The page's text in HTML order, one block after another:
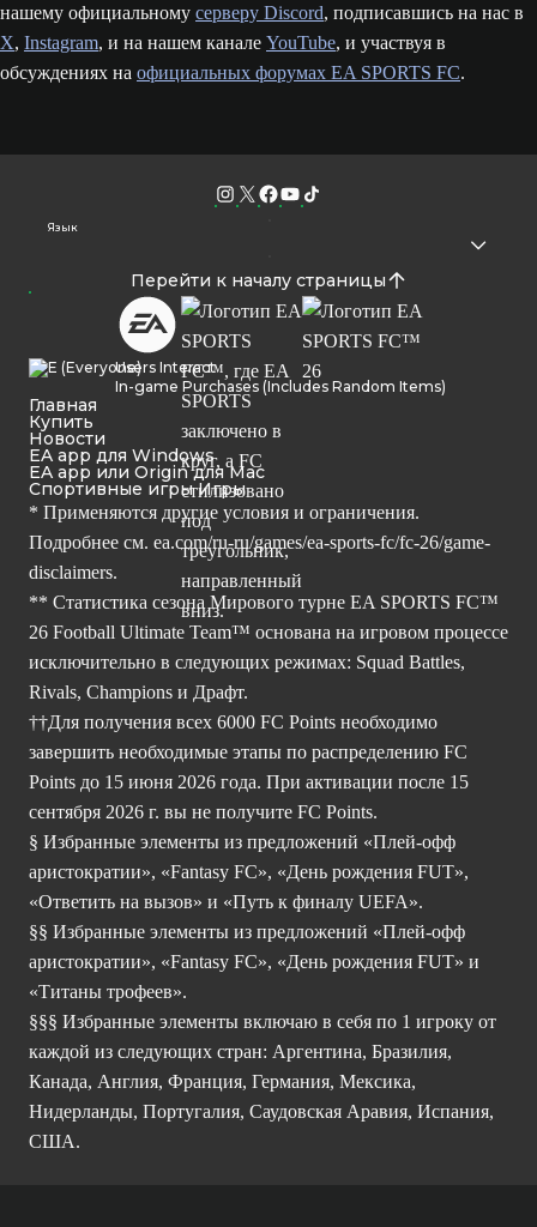
нашему официальному серверу Discord, подписавшись на нас в
X, Instagram, и на нашем канале YouTube, и участвуя в
обсуждениях на официальных форумах EA SPORTS FC.
Язык
Перейти к началу страницы
Users Interact
In-game Purchases (Includes Random Items)
Главная
Купить
Новости
EA app для Windows
EA app или Origin для Mac
Спортивные игры Игры
* Применяются другие условия и ограничения.
Подробнее см. ea.com/ru-ru/games/ea-sports-fc/fc-26/game-
disclaimers.
** Статистика сезона Мирового турне EA SPORTS FC™
26 Football Ultimate Team™ основана на игровом процессе
исключительно в следующих режимах: Squad Battles,
Rivals, Champions и Драфт.
††Для получения всех 6000 FC Points необходимо
завершить необходимые этапы по распределению FC
Points до 15 июня 2026 года. При активации после 15
сентября 2026 г. вы не получите FC Points.
§ Избранные элементы из предложений «Плей-офф
аристократии», «Fantasy FC», «День рождения FUT»,
«Ответить на вызов» и «Путь к финалу UEFA».
§§ Избранные элементы из предложений «Плей-офф
аристократии», «Fantasy FC», «День рождения FUT» и
«Титаны трофеев».
§§§ Избранные элементы включаю в себя по 1 игроку от
каждой из следующих стран: Аргентина, Бразилия,
Канада, Англия, Франция, Германия, Мексика,
Нидерланды, Португалия, Саудовская Аравия, Испания,
США.